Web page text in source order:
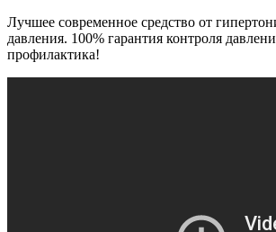
Лучшее современное средство от
давления. 100% гарантия контроля
профилактика!